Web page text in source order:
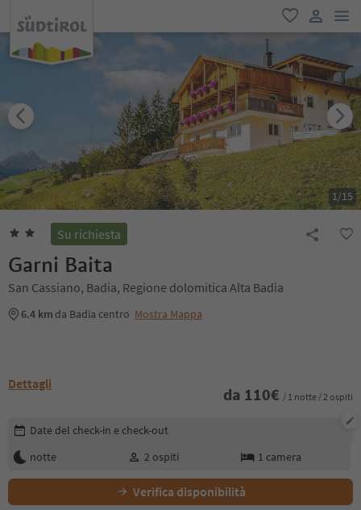
favoriti
user link
1/15
Su richiesta
Garni Baita
San Cassiano, Badia, Regione dolomitica Alta Badia
6.4 km da Badia centro Mostra Mappa
Dettagli
da 110€ / 1 notte / 2 ospiti
Modifica i dettagli della prenotazione
Date del check-in e check-out
notte
2 ospiti 1 camera
Verifica disponibilità